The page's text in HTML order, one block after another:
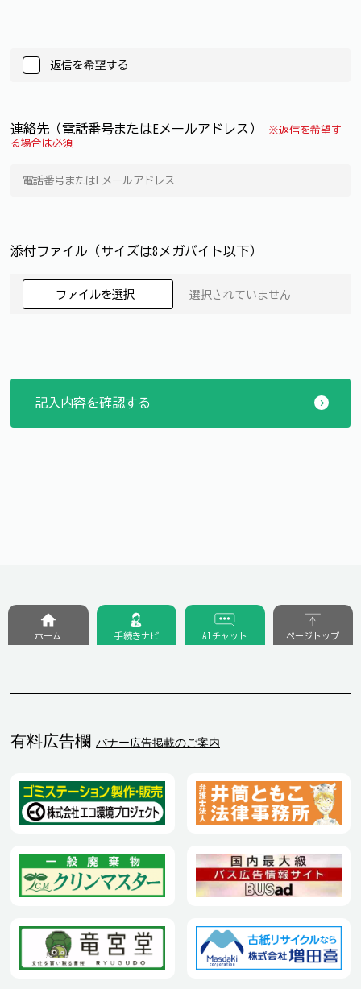
返信を希望する
連絡先（電話番号またはEメールアドレス）
※返信を希望す
る場合は必須
添付ファイル（サイズは8メガバイト以下）
ファイルを選択 選択されていません
有料広告欄 バナー広告掲載のご案内
ホーム 手続きナビ AIチャット ページトップ